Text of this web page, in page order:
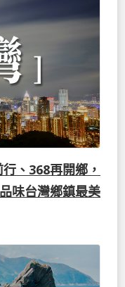
、368再開鄉，
味台灣鄉鎮最美